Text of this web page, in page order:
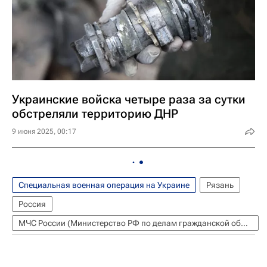
Украинские войска четыре раза за сутки
обстреляли территорию ДНР
9 июня 2025, 00:17
Специальная военная операция на Украине
Рязань
Россия
МЧС России (Министерство РФ по делам гражданской обороны, чрезвычайным ситуациям и ликвидации последствий стихийных бедствий)